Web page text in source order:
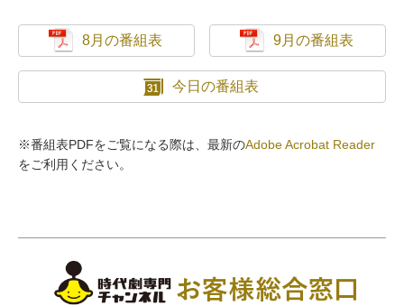
8月の番組表 9月の番組表
今日の番組表
※番組表PDFをご覧になる際は、最新のAdobe Acrobat Reader
をご利用ください。